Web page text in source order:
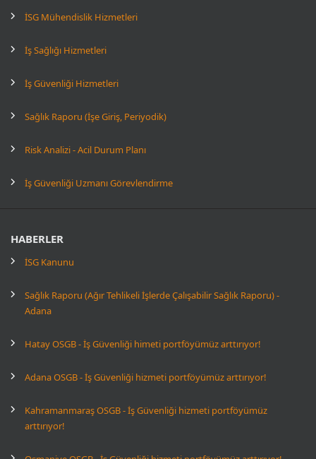
İSG Mühendislik Hizmetleri
İş Sağlığı Hizmetleri
İş Güvenliği Hizmetleri
Sağlık Raporu (İşe Giriş, Periyodik)
Risk Analizi - Acil Durum Planı
İş Güvenliği Uzmanı Görevlendirme
HABERLER
İSG Kanunu
Sağlık Raporu (Ağır Tehlikeli İşlerde Çalışabilir Sağlık Raporu) -
Adana
Hatay OSGB - İş Güvenliği himeti portföyümüz arttırıyor!
Adana OSGB - İş Güvenliği hizmeti portföyümüz arttırıyor!
Kahramanmaraş OSGB - İş Güvenliği hizmeti portföyümüz
arttırıyor!